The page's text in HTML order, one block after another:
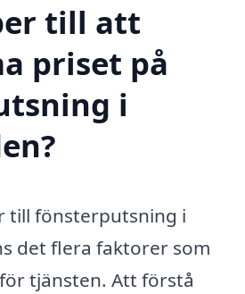
till att
priset på
i
till fönsterputsning i
det flera faktorer som
tjänsten. Att förstå